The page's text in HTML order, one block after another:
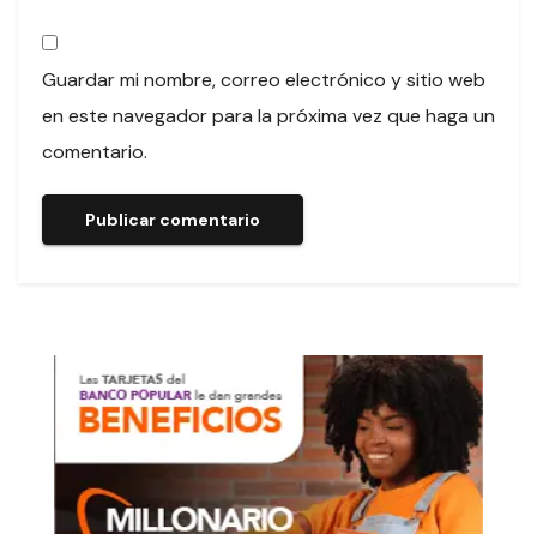
Guardar mi nombre, correo electrónico y sitio web
en este navegador para la próxima vez que haga un
comentario.